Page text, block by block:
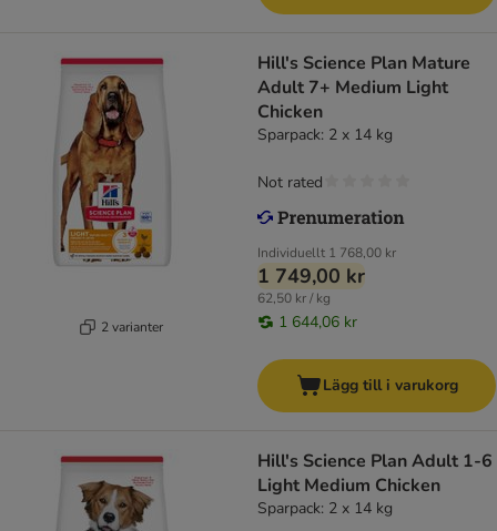
2 varianter
Hill's Science Plan Mature
Adult 7+ Medium Light
Chicken
Sparpack: 2 x 14 kg
Individuellt 1 768,00 kr
1 749,00 kr
62,50 kr / kg
1 644,06 kr
Not rated
Lägg till i varukorg
Hill's Science Plan Adult 1-6
Light Medium Chicken
Sparpack: 2 x 14 kg